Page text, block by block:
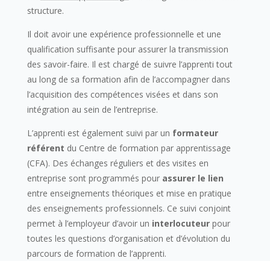
structure.
Il doit avoir une expérience professionnelle et une
qualification suffisante pour assurer la transmission
des savoir-faire. Il est chargé de suivre l’apprenti tout
au long de sa formation afin de l’accompagner dans
l’acquisition des compétences visées et dans son
intégration au sein de l’entreprise.
L’apprenti est également suivi par un formateur
référent du Centre de formation par apprentissage
(CFA). Des échanges réguliers et des visites en
entreprise sont programmés pour assurer le lien
entre enseignements théoriques et mise en pratique
des enseignements professionnels. Ce suivi conjoint
permet à l’employeur d’avoir un interlocuteur pour
toutes les questions d’organisation et d’évolution du
parcours de formation de l’apprenti.